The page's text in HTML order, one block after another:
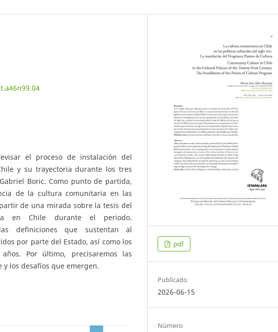
el proceso de instalación del
y su trayectoria durante los tres
Boric. Como punto de partida,
de la cultura comunitaria en las
de una mirada sobre la tesis del
en Chile durante el periodo.
las definiciones que sustentan al
por parte del Estado, así como los
Por último, precisaremos las
los desafíos que emergen.
pdf
Publicado
2026-06-15
Número